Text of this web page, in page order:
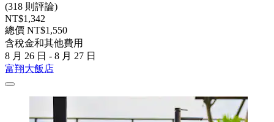
(318 則評論)
NT$1,342
總價 NT$1,550
含稅金和其他費用
8 月 26 日 - 8 月 27 日
富翔大飯店